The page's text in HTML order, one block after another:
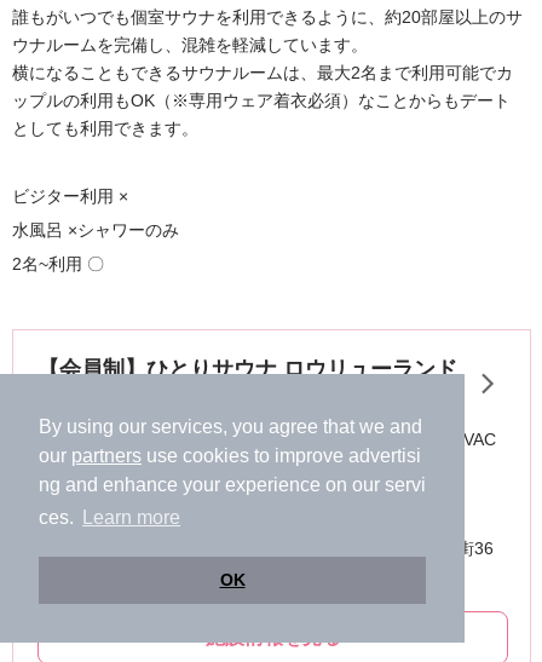
By using our services, you agree that we and
our partners use cookies to improve advertisi
ng and enhance your experience on our servi
ces.
Learn more
OK
誰もがいつでも個室サウナを利用できるように、約20部屋以上のサ
ウナルームを完備し、混雑を軽減しています。
横になることもできるサウナルームは、最大2名まで利用可能でカ
ップルの利用もOK（※専用ウェア着衣必須）なことからもデート
としても利用できます。
ビジター利用 ×
水風呂 ×シャワーのみ
2名~利用 〇